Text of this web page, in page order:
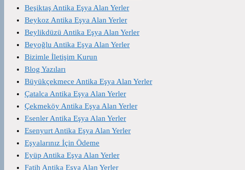
Beşiktaş Antika Eşya Alan Yerler
Beykoz Antika Eşya Alan Yerler
Beylikdüzü Antika Eşya Alan Yerler
Beyoğlu Antika Eşya Alan Yerler
Bizimle İletişim Kurun
Blog Yazıları
Büyükçekmece Antika Eşya Alan Yerler
Çatalca Antika Eşya Alan Yerler
Çekmeköy Antika Eşya Alan Yerler
Esenler Antika Eşya Alan Yerler
Esenyurt Antika Eşya Alan Yerler
Eşyalarınız İçin Ödeme
Eyüp Antika Eşya Alan Yerler
Fatih Antika Eşya Alan Yerler